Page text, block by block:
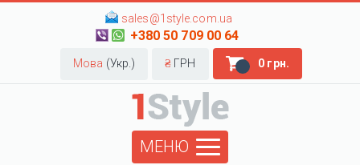
sales@1style.com.ua
+380 50 709 00 64
Мова (Укр.) ₴ ГРН 0 грн.
МЕНЮ